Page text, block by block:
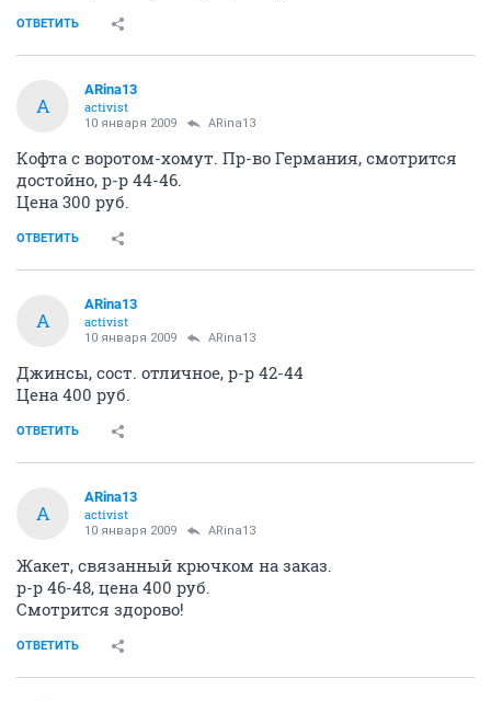
ОТВЕТИТЬ
A
ARina13
activist
10 января 2009 ARina13
Кофта с воротом-хомут. Пр-во Германия, смотрится
достойно, р-р 44-46.
Цена 300 руб.
ОТВЕТИТЬ
A
ARina13
activist
10 января 2009 ARina13
Джинсы, сост. отличное, р-р 42-44
Цена 400 руб.
ОТВЕТИТЬ
A
ARina13
activist
10 января 2009 ARina13
Жакет, связанный крючком на заказ.
р-р 46-48, цена 400 руб.
Смотрится здорово!
ОТВЕТИТЬ